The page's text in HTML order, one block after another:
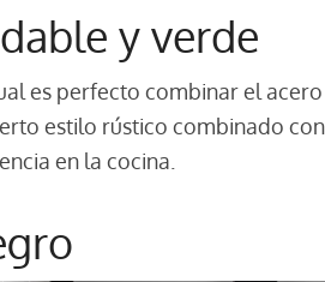
y verde
es perfecto combinar el
estilo rústico combinado
en la cocina.